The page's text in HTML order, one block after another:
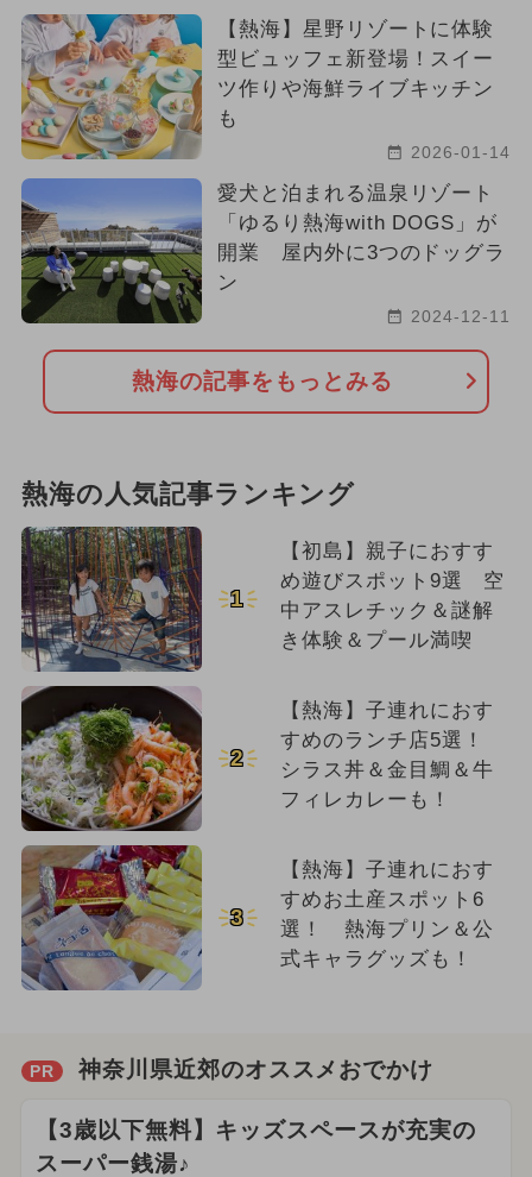
【熱海】星野リゾートに体験
型ビュッフェ新登場！スイー
ツ作りや海鮮ライブキッチン
も
2026-01-14
愛犬と泊まれる温泉リゾート
「ゆるり熱海with DOGS」が
開業 屋内外に3つのドッグラ
ン
2024-12-11
熱海の記事をもっとみる
熱海の人気記事ランキング
1
【初島】親子におすす
め遊びスポット9選 空
中アスレチック＆謎解
き体験＆プール満喫
2
【熱海】子連れにおす
すめのランチ店5選！
シラス丼＆金目鯛＆牛
フィレカレーも！
3
【熱海】子連れにおす
すめお土産スポット6
選！ 熱海プリン＆公
式キャラグッズも！
PR 神奈川県近郊のオススメおでかけ
【3歳以下無料】キッズスペースが充実の
スーパー銭湯♪